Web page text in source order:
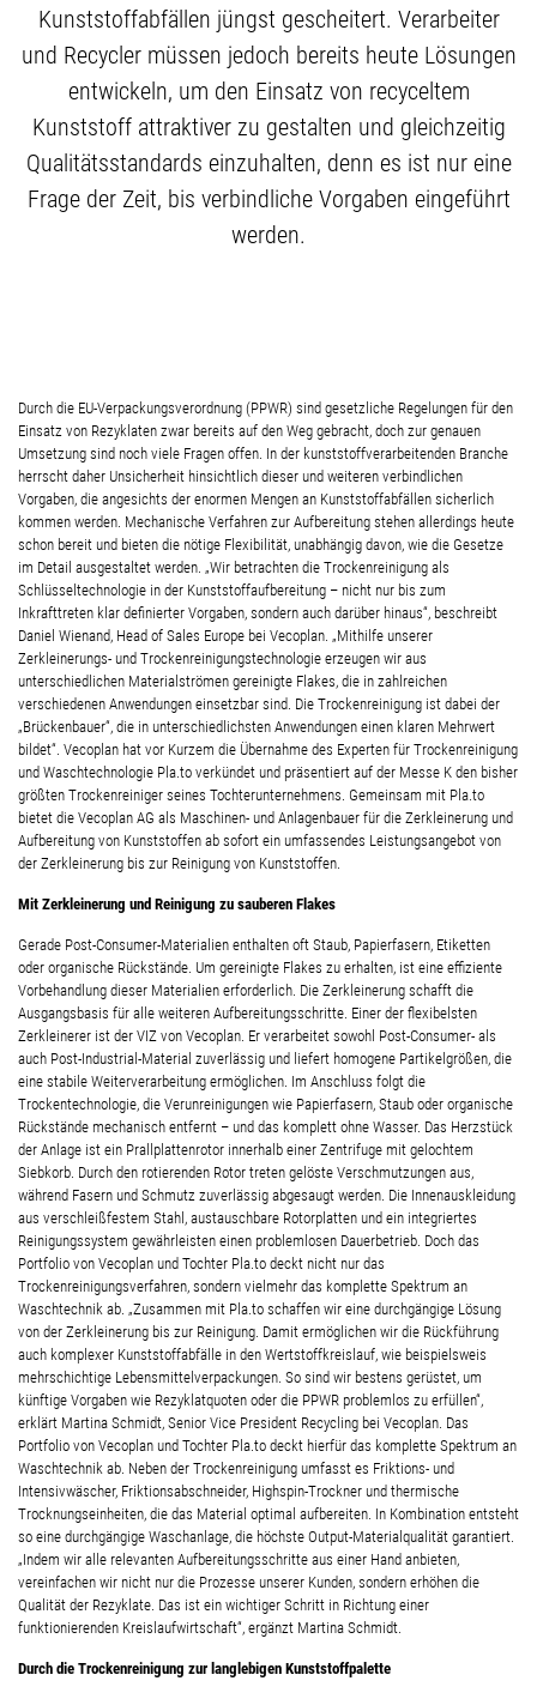
Kunststoffabfällen jüngst gescheitert. Verarbeiter
und Recycler müssen jedoch bereits heute Lösungen
entwickeln, um den Einsatz von recyceltem
Kunststoff attraktiver zu gestalten und gleichzeitig
Qualitätsstandards einzuhalten, denn es ist nur eine
Frage der Zeit, bis verbindliche Vorgaben eingeführt
werden.
Durch die EU-Verpackungsverordnung (PPWR) sind gesetzliche Regelungen für den
Einsatz von Rezyklaten zwar bereits auf den Weg gebracht, doch zur genauen
Umsetzung sind noch viele Fragen offen. In der kunststoffverarbeitenden Branche
herrscht daher Unsicherheit hinsichtlich dieser und weiteren verbindlichen
Vorgaben, die angesichts der enormen Mengen an Kunststoffabfällen sicherlich
kommen werden. Mechanische Verfahren zur Aufbereitung stehen allerdings heute
schon bereit und bieten die nötige Flexibilität, unabhängig davon, wie die Gesetze
im Detail ausgestaltet werden. „Wir betrachten die Trockenreinigung als
Schlüsseltechnologie in der Kunststoffaufbereitung – nicht nur bis zum
Inkrafttreten klar definierter Vorgaben, sondern auch darüber hinaus“, beschreibt
Daniel Wienand, Head of Sales Europe bei Vecoplan. „Mithilfe unserer
Zerkleinerungs- und Trockenreinigungstechnologie erzeugen wir aus
unterschiedlichen Materialströmen gereinigte Flakes, die in zahlreichen
verschiedenen Anwendungen einsetzbar sind. Die Trockenreinigung ist dabei der
„Brückenbauer“, die in unterschiedlichsten Anwendungen einen klaren Mehrwert
bildet“. Vecoplan hat vor Kurzem die Übernahme des Experten für Trockenreinigung
und Waschtechnologie Pla.to verkündet und präsentiert auf der Messe K den bisher
größten Trockenreiniger seines Tochterunternehmens. Gemeinsam mit Pla.to
bietet die Vecoplan AG als Maschinen- und Anlagenbauer für die Zerkleinerung und
Aufbereitung von Kunststoffen ab sofort ein umfassendes Leistungsangebot von
der Zerkleinerung bis zur Reinigung von Kunststoffen.
Mit Zerkleinerung und Reinigung zu sauberen Flakes
Gerade Post-Consumer-Materialien enthalten oft Staub, Papierfasern, Etiketten
oder organische Rückstände. Um gereinigte Flakes zu erhalten, ist eine effiziente
Vorbehandlung dieser Materialien erforderlich. Die Zerkleinerung schafft die
Ausgangsbasis für alle weiteren Aufbereitungsschritte. Einer der flexibelsten
Zerkleinerer ist der VIZ von Vecoplan. Er verarbeitet sowohl Post-Consumer- als
auch Post-Industrial-Material zuverlässig und liefert homogene Partikelgrößen, die
eine stabile Weiterverarbeitung ermöglichen. Im Anschluss folgt die
Trockentechnologie, die Verunreinigungen wie Papierfasern, Staub oder organische
Rückstände mechanisch entfernt – und das komplett ohne Wasser. Das Herzstück
der Anlage ist ein Prallplattenrotor innerhalb einer Zentrifuge mit gelochtem
Siebkorb. Durch den rotierenden Rotor treten gelöste Verschmutzungen aus,
während Fasern und Schmutz zuverlässig abgesaugt werden. Die Innenauskleidung
aus verschleißfestem Stahl, austauschbare Rotorplatten und ein integriertes
Reinigungssystem gewährleisten einen problemlosen Dauerbetrieb. Doch das
Portfolio von Vecoplan und Tochter Pla.to deckt nicht nur das
Trockenreinigungsverfahren, sondern vielmehr das komplette Spektrum an
Waschtechnik ab. „Zusammen mit Pla.to schaffen wir eine durchgängige Lösung
von der Zerkleinerung bis zur Reinigung. Damit ermöglichen wir die Rückführung
auch komplexer Kunststoffabfälle in den Wertstoffkreislauf, wie beispielsweis
mehrschichtige Lebensmittelverpackungen. So sind wir bestens gerüstet, um
künftige Vorgaben wie Rezyklatquoten oder die PPWR problemlos zu erfüllen“,
erklärt Martina Schmidt, Senior Vice President Recycling bei Vecoplan. Das
Portfolio von Vecoplan und Tochter Pla.to deckt hierfür das komplette Spektrum an
Waschtechnik ab. Neben der Trockenreinigung umfasst es Friktions- und
Intensivwäscher, Friktionsabschneider, Highspin-Trockner und thermische
Trocknungseinheiten, die das Material optimal aufbereiten. In Kombination entsteht
so eine durchgängige Waschanlage, die höchste Output-Materialqualität garantiert.
„Indem wir alle relevanten Aufbereitungsschritte aus einer Hand anbieten,
vereinfachen wir nicht nur die Prozesse unserer Kunden, sondern erhöhen die
Qualität der Rezyklate. Das ist ein wichtiger Schritt in Richtung einer
funktionierenden Kreislaufwirtschaft“, ergänzt Martina Schmidt.
Durch die Trockenreinigung zur langlebigen Kunststoffpalette